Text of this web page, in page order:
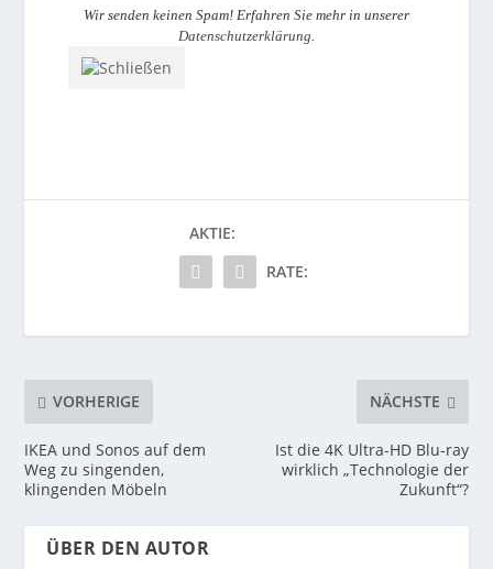
Wir senden keinen Spam! Erfahren Sie mehr in unserer
Datenschutzerklärung
AKTIE:
RATE:
VORHERIGE
IKEA und Sonos auf dem
Weg zu singenden,
klingenden Möbeln
NÄCHSTE
Ist die 4K Ultra-HD Blu-ray
wirklich „Technologie der
Zukunft“?
ÜBER DEN AUTOR